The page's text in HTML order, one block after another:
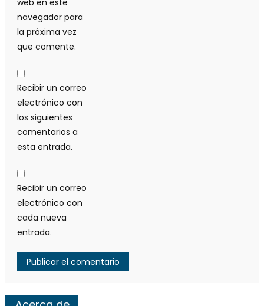
navegador para
la próxima vez
que comente.
Recibir un correo
electrónico con
los siguientes
comentarios a
esta entrada.
Recibir un correo
electrónico con
cada nueva
entrada.